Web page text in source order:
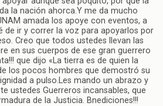
la nación ahorca.Y me da mucho
amada los apoye con eventos, a
de ir y correr la voz para apoyarlos por
Creo que todos ustedes llevan las
en sus cuerpos de ese gran guerrero
que dijo «La tierra es de quien la
los pocos hombres que demostró su
a pulso.Les mando un abrazo y
ustedes Guerreros incansables, que
de la Justicia. Bnediciones!!!